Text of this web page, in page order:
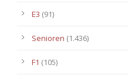
E3 (91)
Senioren (1.436)
F1 (105)